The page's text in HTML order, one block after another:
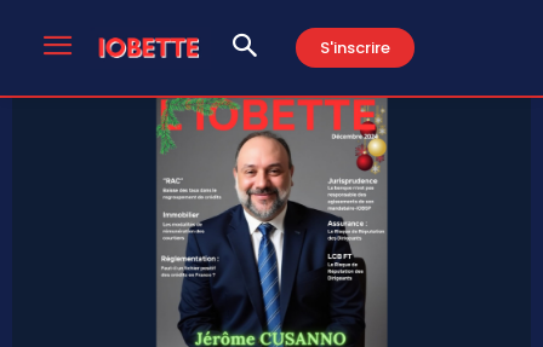
S'inscrire